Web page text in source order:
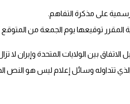
على مذكرة التفاهم.
توقيعها يوم الجمعة من المتوقع
الولايات المتحدة وإيران لا تزال
إقليمي مطلع على تفاصيل الاتفاق الأمريكي الإيراني إن النص المكون من